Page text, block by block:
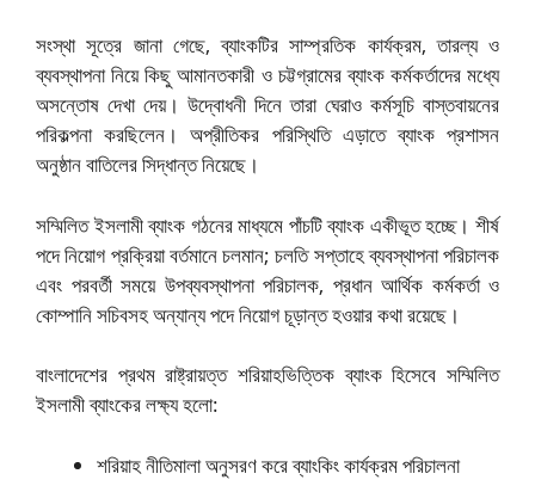
সংস্থা সূত্রে জানা গেছে, ব্যাংকটির সাম্প্রতিক কার্যক্রম, তারল্য ও
ব্যবস্থাপনা নিয়ে কিছু আমানতকারী ও চট্টগ্রামের ব্যাংক কর্মকর্তাদের মধ্যে
অসন্তোষ দেখা দেয়। উদ্বোধনী দিনে তারা ঘেরাও কর্মসূচি বাস্তবায়নের
পরিকল্পনা করছিলেন। অপ্রীতিকর পরিস্থিতি এড়াতে ব্যাংক প্রশাসন
অনুষ্ঠান বাতিলের সিদ্ধান্ত নিয়েছে।
সম্মিলিত ইসলামী ব্যাংক গঠনের মাধ্যমে পাঁচটি ব্যাংক একীভূত হচ্ছে। শীর্ষ
পদে নিয়োগ প্রক্রিয়া বর্তমানে চলমান; চলতি সপ্তাহে ব্যবস্থাপনা পরিচালক
এবং পরবর্তী সময়ে উপব্যবস্থাপনা পরিচালক, প্রধান আর্থিক কর্মকর্তা ও
কোম্পানি সচিবসহ অন্যান্য পদে নিয়োগ চূড়ান্ত হওয়ার কথা রয়েছে।
বাংলাদেশের প্রথম রাষ্ট্রায়ত্ত শরিয়াহভিত্তিক ব্যাংক হিসেবে সম্মিলিত
ইসলামী ব্যাংকের লক্ষ্য হলো:
শরিয়াহ নীতিমালা অনুসরণ করে ব্যাংকিং কার্যক্রম পরিচালনা